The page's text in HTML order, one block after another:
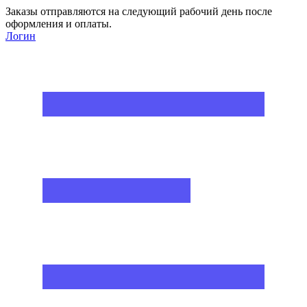
Заказы отправляются на следующий рабочий день после
оформления и оплаты.
Логин